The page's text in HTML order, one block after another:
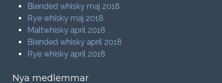
Blended whisky maj 2018
Rye whisky maj 2018
Maltwhisky april 2018
Blended whisky april 2018
Rye whisky april 2018
Nya medlemmar